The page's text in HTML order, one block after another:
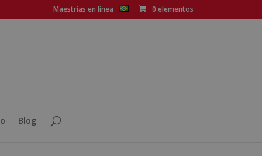
Maestrías en línea 0 elementos
Blog